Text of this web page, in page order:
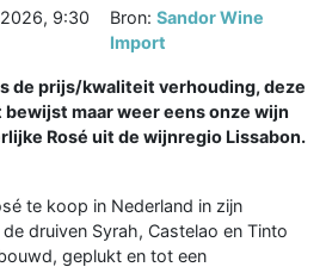
2026, 9:30
Bron: Sandor Wine
Import
de prijs/kwaliteit verhouding, deze
bewijst maar weer eens onze wijn
Rosé uit de wijnregio Lissabon.
te koop in Nederland in zijn
druiven Syrah, Castelao en Tinto
geplukt en tot een